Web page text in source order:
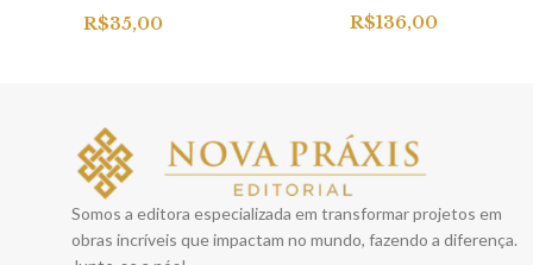
R$35,00 R$136,00
Somos a editora especializada em transformar projetos em
obras incríveis que impactam no mundo, fazendo a diferença.